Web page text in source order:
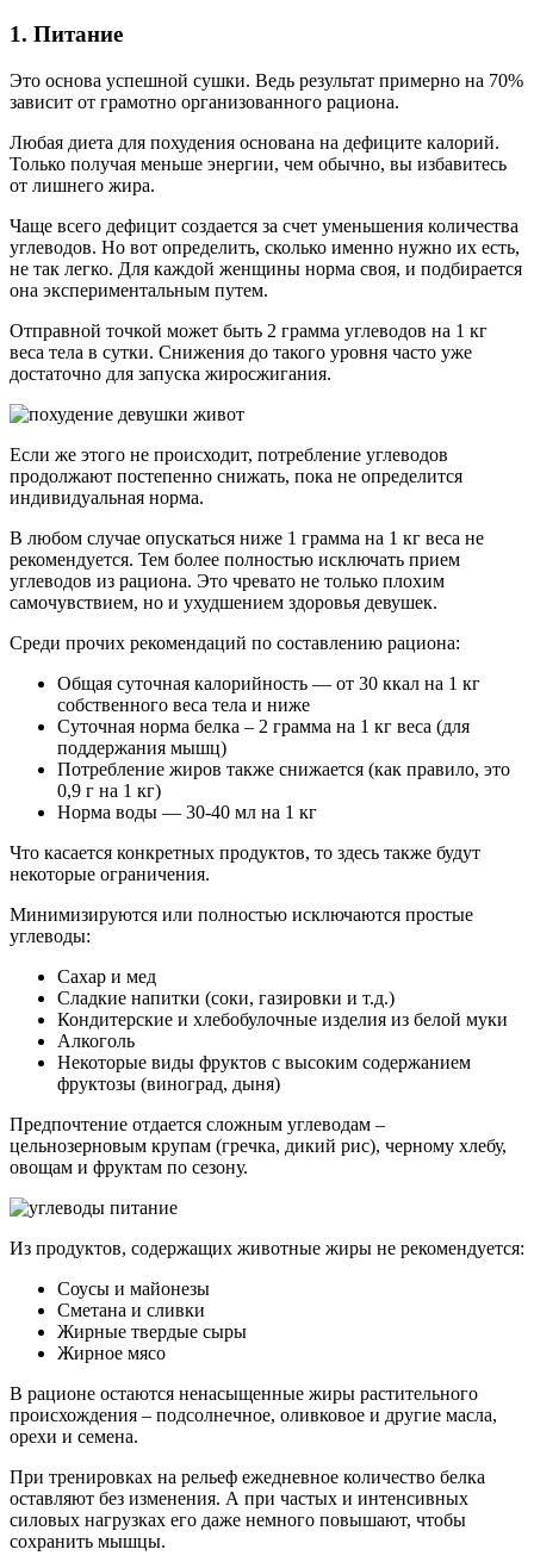
1. Питание
Это основа успешной сушки. Ведь результат примерно на 70%
зависит от грамотно организованного рациона.
Любая диета для похудения основана на дефиците калорий.
Только получая меньше энергии, чем обычно, вы избавитесь
от лишнего жира.
Чаще всего дефицит создается за счет уменьшения количества
углеводов. Но вот определить, сколько именно нужно их есть,
не так легко. Для каждой женщины норма своя, и подбирается
она экспериментальным путем.
Отправной точкой может быть 2 грамма углеводов на 1 кг
веса тела в сутки. Снижения до такого уровня часто уже
достаточно для запуска жиросжигания.
Если же этого не происходит, потребление углеводов
продолжают постепенно снижать, пока не определится
индивидуальная норма.
В любом случае опускаться ниже 1 грамма на 1 кг веса не
рекомендуется. Тем более полностью исключать прием
углеводов из рациона. Это чревато не только плохим
самочувствием, но и ухудшением здоровья девушек.
Среди прочих рекомендаций по составлению рациона:
Общая суточная калорийность — от 30 ккал на 1 кг
собственного веса тела и ниже
Суточная норма белка – 2 грамма на 1 кг веса (для
поддержания мышц)
Потребление жиров также снижается (как правило, это
0,9 г на 1 кг)
Норма воды — 30-40 мл на 1 кг
Что касается конкретных продуктов, то здесь также будут
некоторые ограничения.
Минимизируются или полностью исключаются простые
углеводы:
Сахар и мед
Сладкие напитки (соки, газировки и т.д.)
Кондитерские и хлебобулочные изделия из белой муки
Алкоголь
Некоторые виды фруктов с высоким содержанием
фруктозы (виноград, дыня)
Предпочтение отдается сложным углеводам –
цельнозерновым крупам (гречка, дикий рис), черному хлебу,
овощам и фруктам по сезону.
Из продуктов, содержащих животные жиры не рекомендуется:
Соусы и майонезы
Сметана и сливки
Жирные твердые сыры
Жирное мясо
В рационе остаются ненасыщенные жиры растительного
происхождения – подсолнечное, оливковое и другие масла,
орехи и семена.
При тренировках на рельеф ежедневное количество белка
оставляют без изменения. А при частых и интенсивных
силовых нагрузках его даже немного повышают, чтобы
сохранить мышцы.